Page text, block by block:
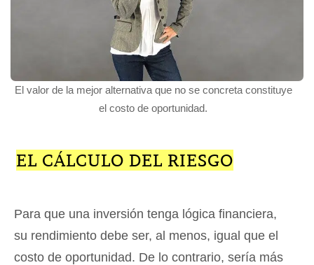
El valor de la mejor alternativa que no se concreta constituye
el costo de oportunidad.
EL CÁLCULO DEL RIESGO
Para que una inversión tenga lógica financiera,
su rendimiento debe ser, al menos, igual que el
costo de oportunidad. De lo contrario, sería más